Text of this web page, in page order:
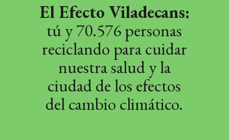
El Efecto Viladecans:
tú y 70.576 personas
reciclando para cuidar
nuestra salud y la
ciudad de los efectos
del cambio climático.